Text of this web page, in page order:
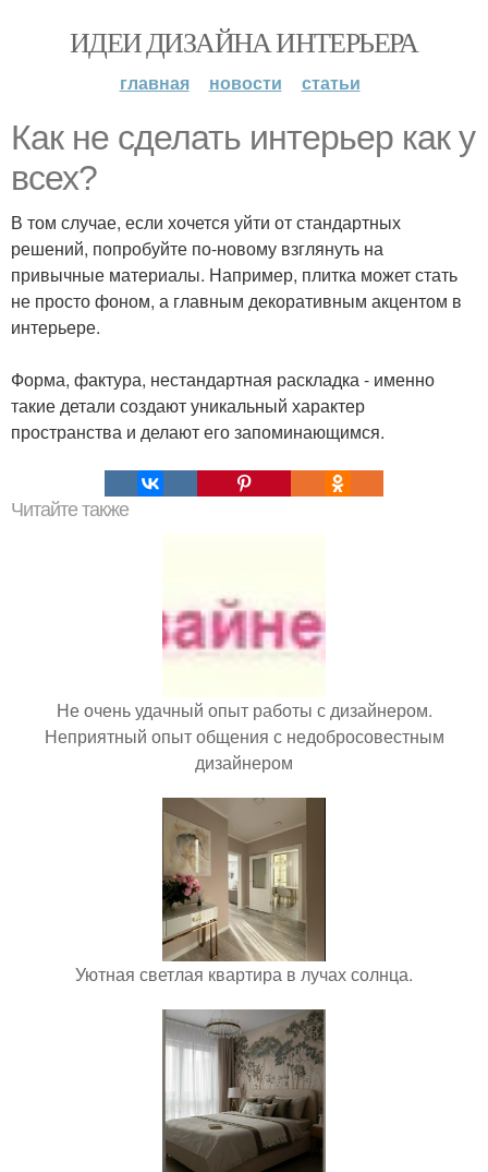
ИДЕИ ДИЗАЙНА ИНТЕРЬЕРА
главная новости статьи
Как не сделать интерьер как у
всех?
В том случае, если хочется уйти от стандартных
решений, попробуйте по-новому взглянуть на
привычные материалы. Например, плитка может стать
не просто фоном, а главным декоративным акцентом в
интерьере.
Форма, фактура, нестандартная раскладка - именно
такие детали создают уникальный характер
пространства и делают его запоминающимся.
Читайте также
Не очень удачный опыт работы с дизайнером.
Неприятный опыт общения с недобросовестным
дизайнером
Уютная светлая квартира в лучах солнца.